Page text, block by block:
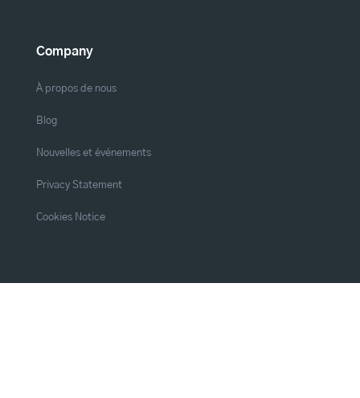
Company
À propos de nous
Blog
Nouvelles et événements
Privacy Statement
Cookies Notice